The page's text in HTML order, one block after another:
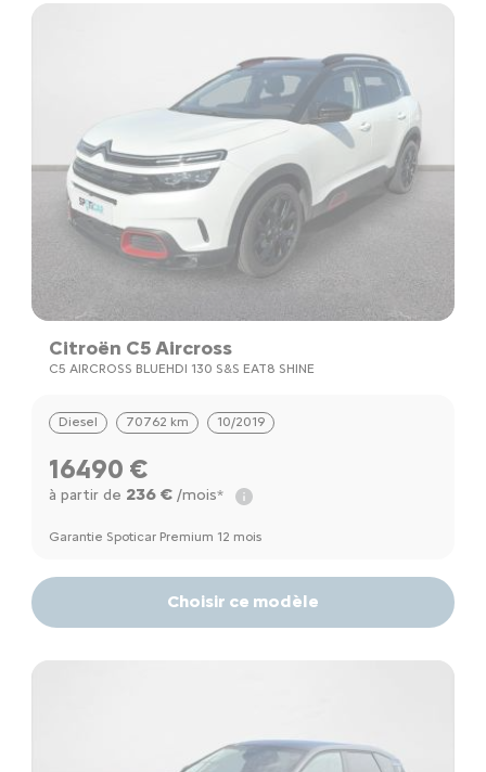
Citroën C5 Aircross
C5 AIRCROSS BLUEHDI 130 S&S EAT8 SHINE
Diesel 70762 km 10/2019
16490 €
à partir de 236 €/mois*
Garantie Spoticar Premium 12 mois
Choisir ce modèle